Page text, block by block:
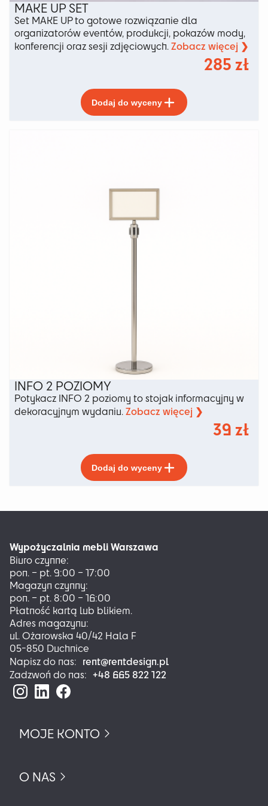
MAKE UP SET
Set MAKE UP to gotowe rozwiązanie dla
organizatorów eventów, produkcji, pokazów mody,
konferencji oraz sesji zdjęciowych.Zobacz więcej ❯
285zł
Dodaj do wyceny
produkt
ma
na
produktu
INFO 2 POZIOMY
Potykacz INFO 2 poziomy to stojak informacyjny w
dekoracyjnym wydaniu.Zobacz więcej ❯
39 zł
Dodaj do wyceny
produkt
ma
wariantów.
wybrać
Wypożyczalnia mebli Warszawa
Biuro czynne:
pon. – pt. 9:00 – 17:00
Magazyn czynny:
pon. – pt. 8:00 – 16:00
Płatność kartą lub blikiem.
Adres magazynu:
ul. Ożarowska 40/42 Hala F
05-850 Duchnice
Napisz do nas: rent@rentdesign.pl
Zadzwoń do nas: +48 665 822 122
MOJE KONTO
O NAS